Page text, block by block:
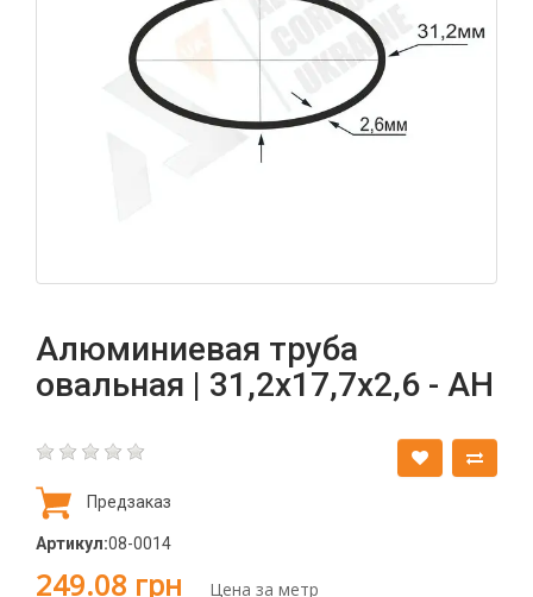
Алюминиевая труба
овальная | 31,2х17,7х2,6 - АН
Предзаказ
Артикул:08-0014
249.08 грн Цена за метр